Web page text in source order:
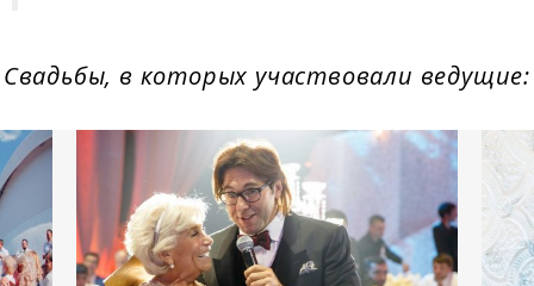
Свадьбы, в которых участвовали ведущие: